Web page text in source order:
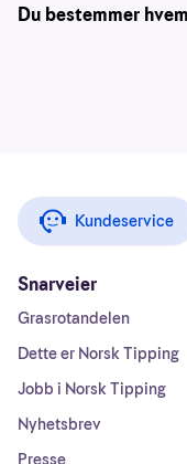
Du bestemmer
Kundeservice
Snarveier
Grasrotandelen
Dette er Norsk Tipping
Jobb i Norsk Tipping
Nyhetsbrev
Presse